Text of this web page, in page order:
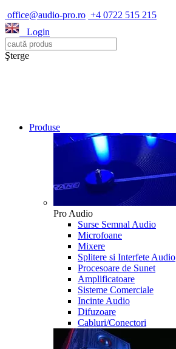
office@audio-pro.ro +4 0722 515 215
Login
Şterge
Produse
Pro Audio
Surse Semnal Audio
Microfoane
Mixere
Splitere si Interfete Audio
Procesoare de Sunet
Amplificatoare
Sisteme Comerciale
Incinte Audio
Difuzoare
Cabluri/Conectori